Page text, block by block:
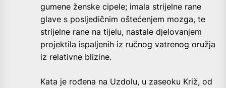
gumene ženske cipele; imala strijelne rane
glave s posljedičnim oštećenjem mozga, te
strijelne rane na tijelu, nastale djelovanjem
projektila ispaljenih iz ručnog vatrenog oružja
iz relativne blizine.
Kata je rođena na Uzdolu, u zaseoku Križ, od